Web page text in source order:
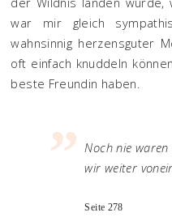
war mir gleich
wahnsinnig herzensguter
oft einfach knuddeln
beste Freundin haben.
Noch nie
wir weiter
Seite 278